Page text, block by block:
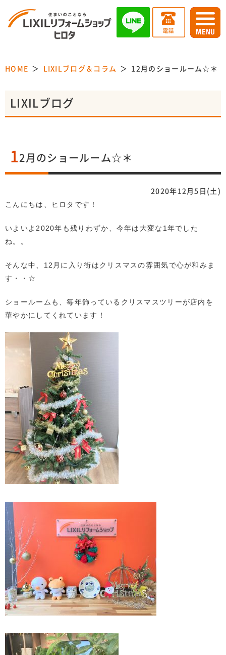
HOME LIXILブログ＆コラム 12月のショールーム☆＊
LIXILブログ
1 2月のショールーム☆＊
2020年12月5日(土)
こんにちは、ヒロタです！
いよいよ2020年も残りわずか、今年は大変な1年でした
ね。。
そんな中、12月に入り街はクリスマスの雰囲気で心が和みま
す・・☆
ショールームも、毎年飾っているクリスマスツリーが店内を
華やかにしてくれています！